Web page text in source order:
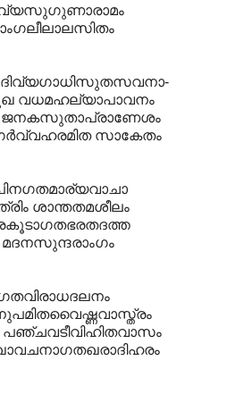
ദിവ്യഗാധിസുതസവനാ-
വധമഹല്യാപാവനം
ജനകസുതാപ്രാണേശം
സാകേതം
ശാന്തതമശീലം